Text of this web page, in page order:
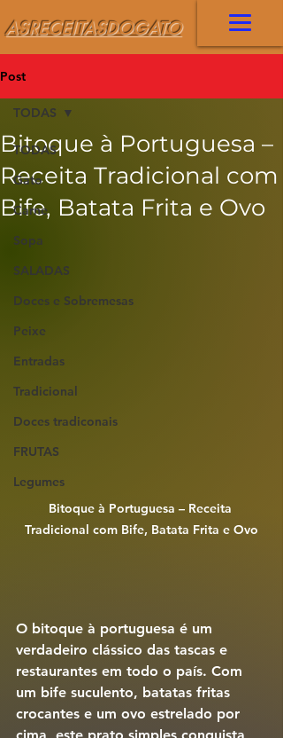
ASRECEITASDOGATO
Post
TODAS
Gato
Carne
Sopa
SALADAS
Doces e Sobremesas
Peixe
Entradas
Tradicional
Doces tradiconais
FRUTAS
Legumes
TODAS
Bitoque à Portuguesa –
Receita Tradicional com
Bife, Batata Frita e Ovo
Bitoque à Portuguesa – Receita
Tradicional com Bife, Batata Frita e Ovo
O bitoque à portuguesa é um
verdadeiro clássico das tascas e
restaurantes em todo o país. Com
um bife suculento, batatas fritas
crocantes e um ovo estrelado por